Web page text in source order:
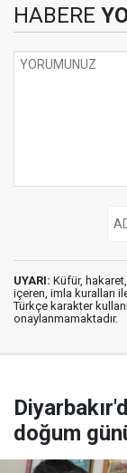
HABERE
UYARI: Küfür,
içeren, imla kuralları
Türkçe karakter
onaylanmamaktadır.
doğum